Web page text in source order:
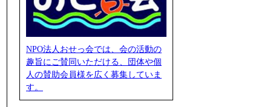
NPO法人おせっ会では、会の活動の
趣旨にご賛同いただける、団体や個
人の賛助会員様を広く募集していま
す。